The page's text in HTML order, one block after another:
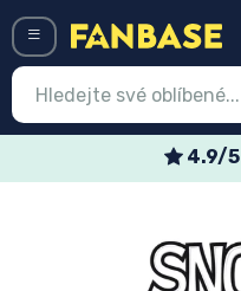
4.9/
Nejnovější věci